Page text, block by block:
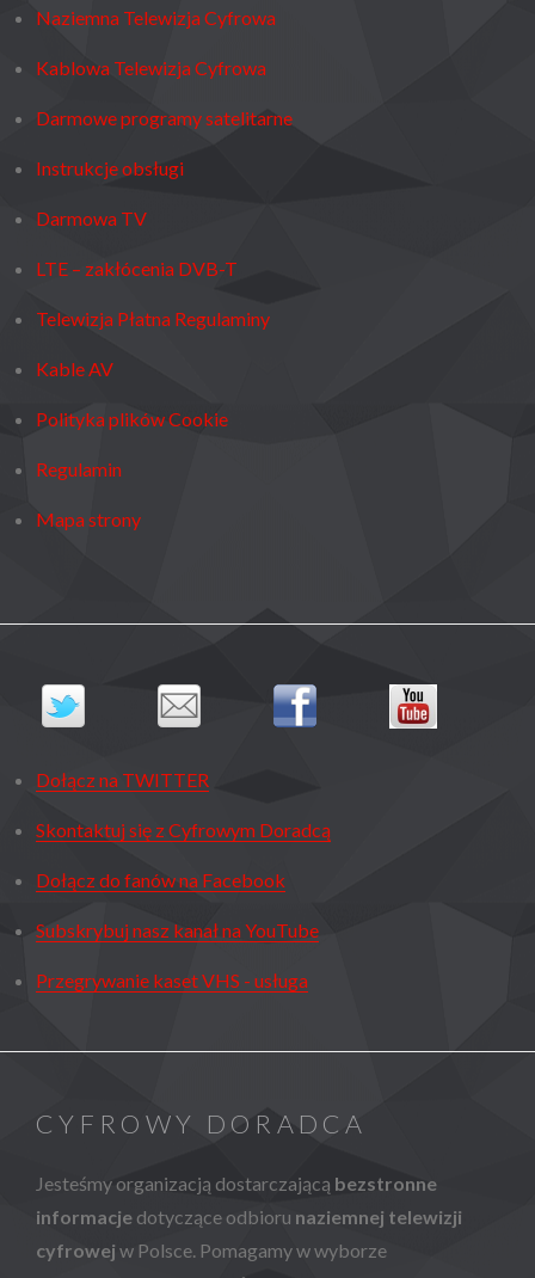
Naziemna Telewizja Cyfrowa
Kablowa Telewizja Cyfrowa
Darmowe programy satelitarne
Instrukcje obsługi
Darmowa TV
LTE – zakłócenia DVB-T
Telewizja Płatna Regulaminy
Kable AV
Polityka plików Cookie
Regulamin
Mapa strony
Dołącz na TWITTER
Skontaktuj się z Cyfrowym Doradcą
Dołącz do fanów na Facebook
Subskrybuj nasz kanał na YouTube
Przegrywanie kaset VHS - usługa
CYFROWY DORADCA
Jesteśmy organizacją dostarczającą bezstronne
informacje dotyczące odbioru naziemnej telewizji
cyfrowej w Polsce. Pomagamy w wyborze